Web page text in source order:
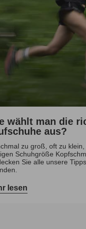
wählt man die
aus?
zu groß, oft zu
Schuhgröße
Sie alle unsere
lesen